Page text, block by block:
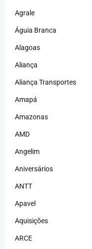
Agrale
Águia Branca
Alagoas
Aliança
Aliança Transportes
Amapá
Amazonas
AMD
Angelim
Aniversários
ANTT
Apavel
Aquisições
ARCE